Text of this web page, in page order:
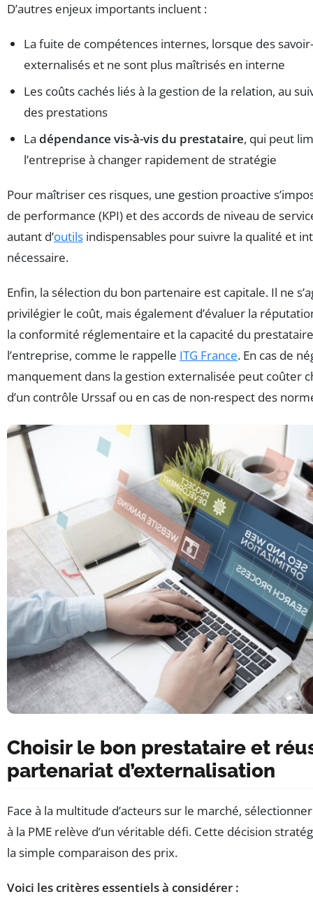
D’autres enjeux importants incluent :
La fuite de compétences internes, lorsque des
externalisés et ne sont plus maîtrisés en interne
Les coûts cachés liés à la gestion de la relation, au
des prestations
La dépendance vis-à-vis du prestataire, qui peut
l’entreprise à changer rapidement de stratégie
Pour maîtriser ces risques, une gestion proactive
de performance (KPI) et des accords de niveau de
autant d’outils indispensables pour suivre la qualité et
nécessaire.
Enfin, la sélection du bon partenaire est capitale. Il ne
privilégier le coût, mais également d’évaluer la
la conformité réglementaire et la capacité du
l’entreprise, comme le rappelle ITG France. En cas de
manquement dans la gestion externalisée peut coûter
d’un contrôle Urssaf ou en cas de non-respect des
Choisir le bon prestataire et
partenariat d’externalisation
Face à la multitude d’acteurs sur le marché,
à la PME relève d’un véritable défi. Cette décision
la simple comparaison des prix.
Voici les critères essentiels à considérer :